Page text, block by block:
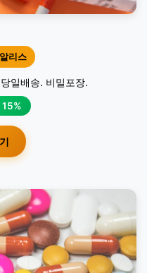
리스
일배송. 비밀포장.